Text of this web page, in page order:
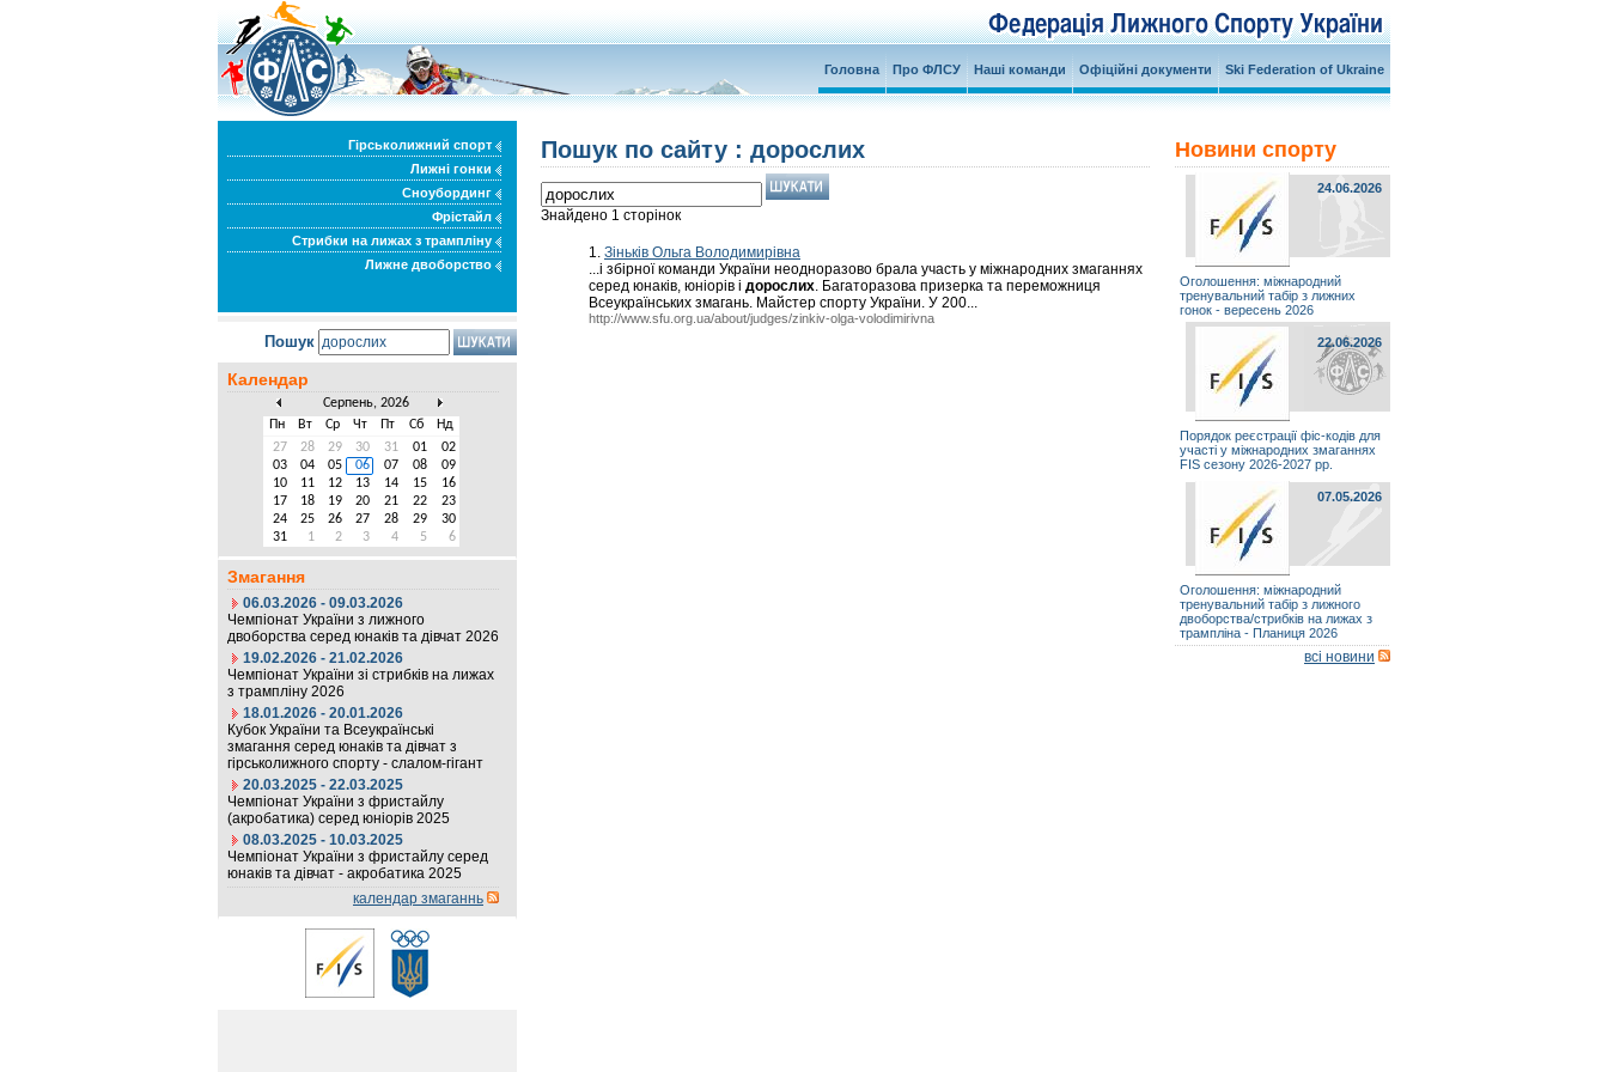
Головна Про ФЛСУ Наші команди Офіційні документи Ski Federation of Ukraine
Гірськолижний спорт
Лижні гонки
Сноубординг
Фрістайл
Стрибки на лижах з трампліну
Лижне двоборство
Пошук
Календар
Серпень, 2026
Пн
Вт Ср Чт Пт Сб
Нд
27
28 29 30 31 01
02
03
04 05 06 07 08
09
10
11 12 13 14 15
16
17
18 19 20 21 22
23
24
25 26 27 28 29
30
31
1 2 3 4 5 6
Змагання
06.03.2026 - 09.03.2026
Чемпіонат України з лижного
двоборства серед юнаків та дівчат 2026
19.02.2026 - 21.02.2026
Чемпіонат України зі стрибків на лижах
з трампліну 2026
18.01.2026 - 20.01.2026
Кубок України та Всеукраїнські
змагання серед юнаків та дівчат з
гірськолижного спорту - слалом-гігант
20.03.2025 - 22.03.2025
Чемпіонат України з фристайлу
(акробатика) серед юніорів 2025
08.03.2025 - 10.03.2025
Чемпіонат України з фристайлу серед
юнаків та дівчат - акробатика 2025
календар змаганнь
Пошук по сайту : дорослих
Знайдено 1 сторінок
1. Зіньків Ольга Володимирівна
...і збірної команди України неодноразово брала участь у міжнародних змаганнях
серед юнаків, юніорів і дорослих. Багаторазова призерка та переможниця
Всеукраїнських змагань. Майстер спорту України. У 200...
http://www.sfu.org.ua/about/judges/zinkiv-olga-volodimirivna
Новини спорту
24.06.2026
Оголошення: міжнародний
тренувальний табір з лижних
гонок - вересень 2026
22.06.2026
Порядок реєстрації фіс-кодів для
участі у міжнародних змаганнях
FIS сезону 2026-2027 рр.
07.05.2026
Оголошення: міжнародний
тренувальний табір з лижного
двоборства/стрибків на лижах з
трампліна - Планиця 2026
всі новини